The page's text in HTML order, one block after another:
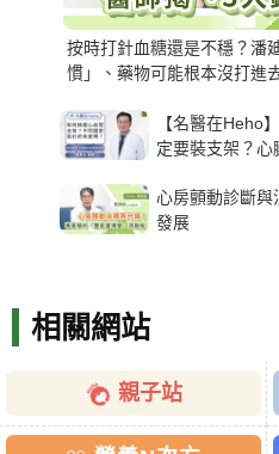
按時打針血糖還是不穩？潘
慣」、藥物可能根本沒打進
【名醫在Heho
定要裝支架？心
心房顫動診斷與
發展
相關網站
親子站